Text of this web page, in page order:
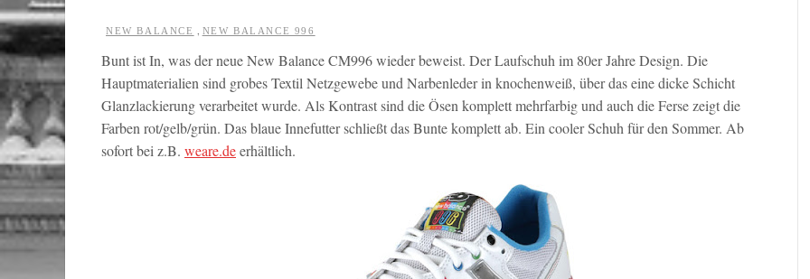
NEW BALANCE , NEW BALANCE 996
Bunt ist In, was der neue New Balance CM996 wieder beweist. Der Laufschuh im 80er Jahre Design. Die
Hauptmaterialien sind grobes Textil Netzgewebe und Narbenleder in knochenweiß, über das eine dicke Schicht
Glanzlackierung verarbeitet wurde. Als Kontrast sind die Ösen komplett mehrfarbig und auch die Ferse zeigt die
Farben rot/gelb/grün. Das blaue Innefutter schließt das Bunte komplett ab. Ein cooler Schuh für den Sommer. Ab
sofort bei z.B. weare.deerhältlich.